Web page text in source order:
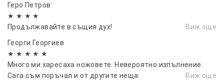
Геро Петров
★ ★ ★ ★
Продължавайте в същия дух!
Виж още
Георги Георгиев
★ ★ ★ ★ ★
Много ми харесаха ножовете. Невероятно изпълнение.
Сага съм поръчал и от другите неща.
Виж още